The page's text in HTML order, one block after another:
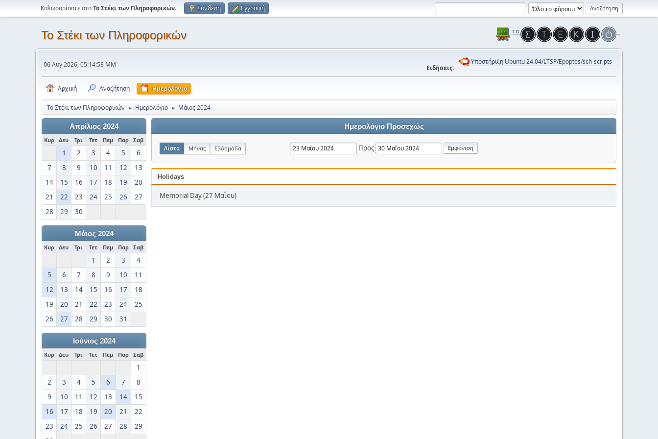
Καλωσορίσατε στοΤο Στέκι των Πληροφορικών. Σύνδεση Εγγραφή
Το Στέκι των Πληροφορικών
06 Αυγ 2026, 05:14:58 ΜΜ Ειδήσεις:
Υποστήριξη Ubuntu 24.04/LTSP/Epoptes/sch-scripts
Αρχική Αναζήτηση Ημερολόγιο
Το Στέκι των Πληροφορικών ► Ημερολόγιο ► Μάιος 2024
Απρίλιος 2024
Κυρ Δευ Τρι Τετ Πεμ Παρ Σαβ
1 2 3 4 5
6
7
8 9 10 11 12
13
14
15 16 17 18 19
20
21
22 23 24 25 26
27
28
29 30
Μάιος 2024
Κυρ Δευ Τρι Τετ Πεμ Παρ Σαβ
1 2 3
4
5
6 7 8 9 10
11
12
13 14 15 16 17
18
19
20 21 22 23 24
25
26
27 28 29 30 31
Ιούνιος 2024
Κυρ Δευ Τρι Τετ Πεμ Παρ Σαβ
1
2
3 4 5 6 7
8
9
10 11 12 13 14
15
16
17 18 19 20 21
22
23
24 25 26 27 28
29
Ημερολόγιο Προσεχώς
Λίστα Μήνας Εβδομάδα Προς
Holidays
Memorial Day (27 Μαΐου)